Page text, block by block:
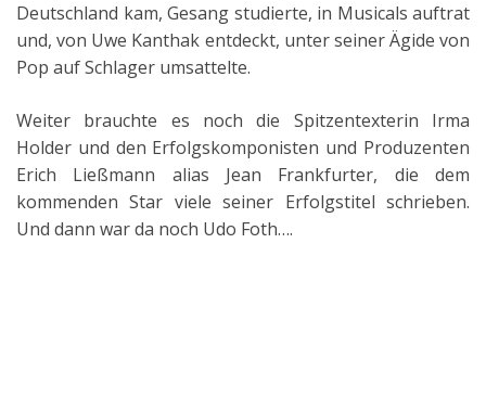
Deutschland kam, Gesang studierte, in Musicals auftrat
und, von Uwe Kanthak entdeckt, unter seiner Ägide von
Pop auf Schlager umsattelte.
Weiter brauchte es noch die Spitzentexterin Irma
Holder und den Erfolgskomponisten und Produzenten
Erich Ließmann alias Jean Frankfurter, die dem
kommenden Star viele seiner Erfolgstitel schrieben.
Und dann war da noch Udo Foth….